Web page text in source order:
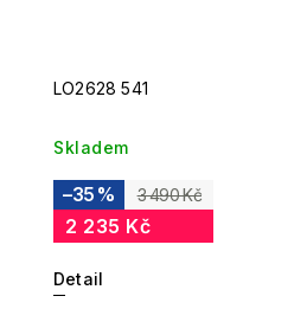
LO2628 541
Skladem
3 490 Kč
–35 %
2 235 Kč
Detail